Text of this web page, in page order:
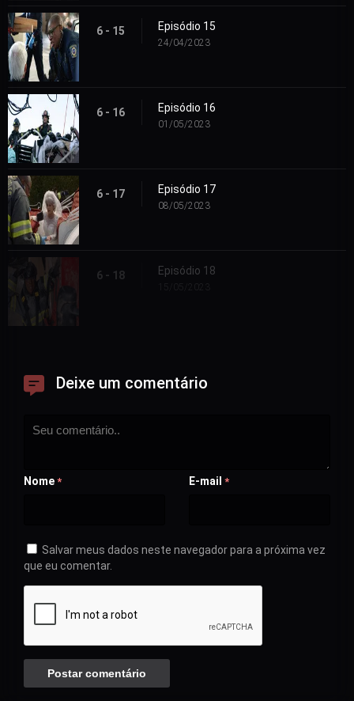
6 - 15 Episódio 15
24/04/2023
6 - 16 Episódio 16
01/05/2023
6 - 17 Episódio 17
08/05/2023
6 - 18 Episódio 18
Deixe um comentário
Nome * E-mail *
Salvar meus dados neste navegador para a próxima vez
que eu comentar.